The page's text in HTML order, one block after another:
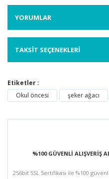
YORUMLAR
TAKSİT SEÇENEKLERİ
Etiketler :
Okul öncesi
şeker ağacı
%100 GÜVENLİ ALIŞVERİŞ
256bit SSL Sertifikası ile %100